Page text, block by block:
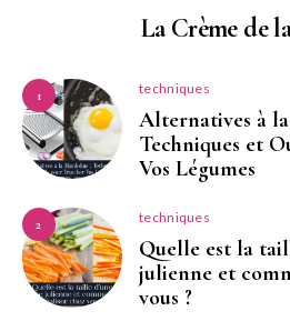
La Crème de
1 techniques
Alternatives à
Techniques et
Vos Légumes
2 techniques
Quelle est la
julienne et
vous ?